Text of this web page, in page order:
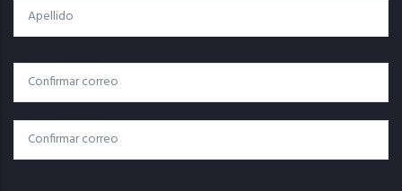
Apellido
Correo
Electrónico
Correo Electrónico
Confirmar Correo